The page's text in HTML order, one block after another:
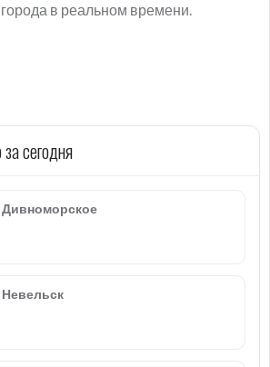
в реальном времени.
сегодня
Дивноморское
Невельск